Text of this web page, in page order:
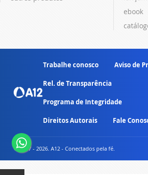
ebook
Trabalhe conosco Aviso de
Rel. de Transparência
Programa de Integridade
Direitos Autorais Fale
© 2007 - 2026. A12 - Conectados pela fé.